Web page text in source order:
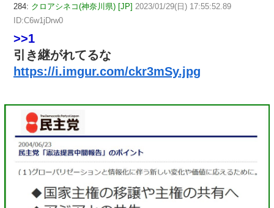
284: クロアシネコ(神奈川県) [JP] 2023/01/29(日) 17:55:52.89
ID:C6w1jDrw0
>>1
引き継がれてるな
https://i.imgur.com/ckr3mSy.jpg